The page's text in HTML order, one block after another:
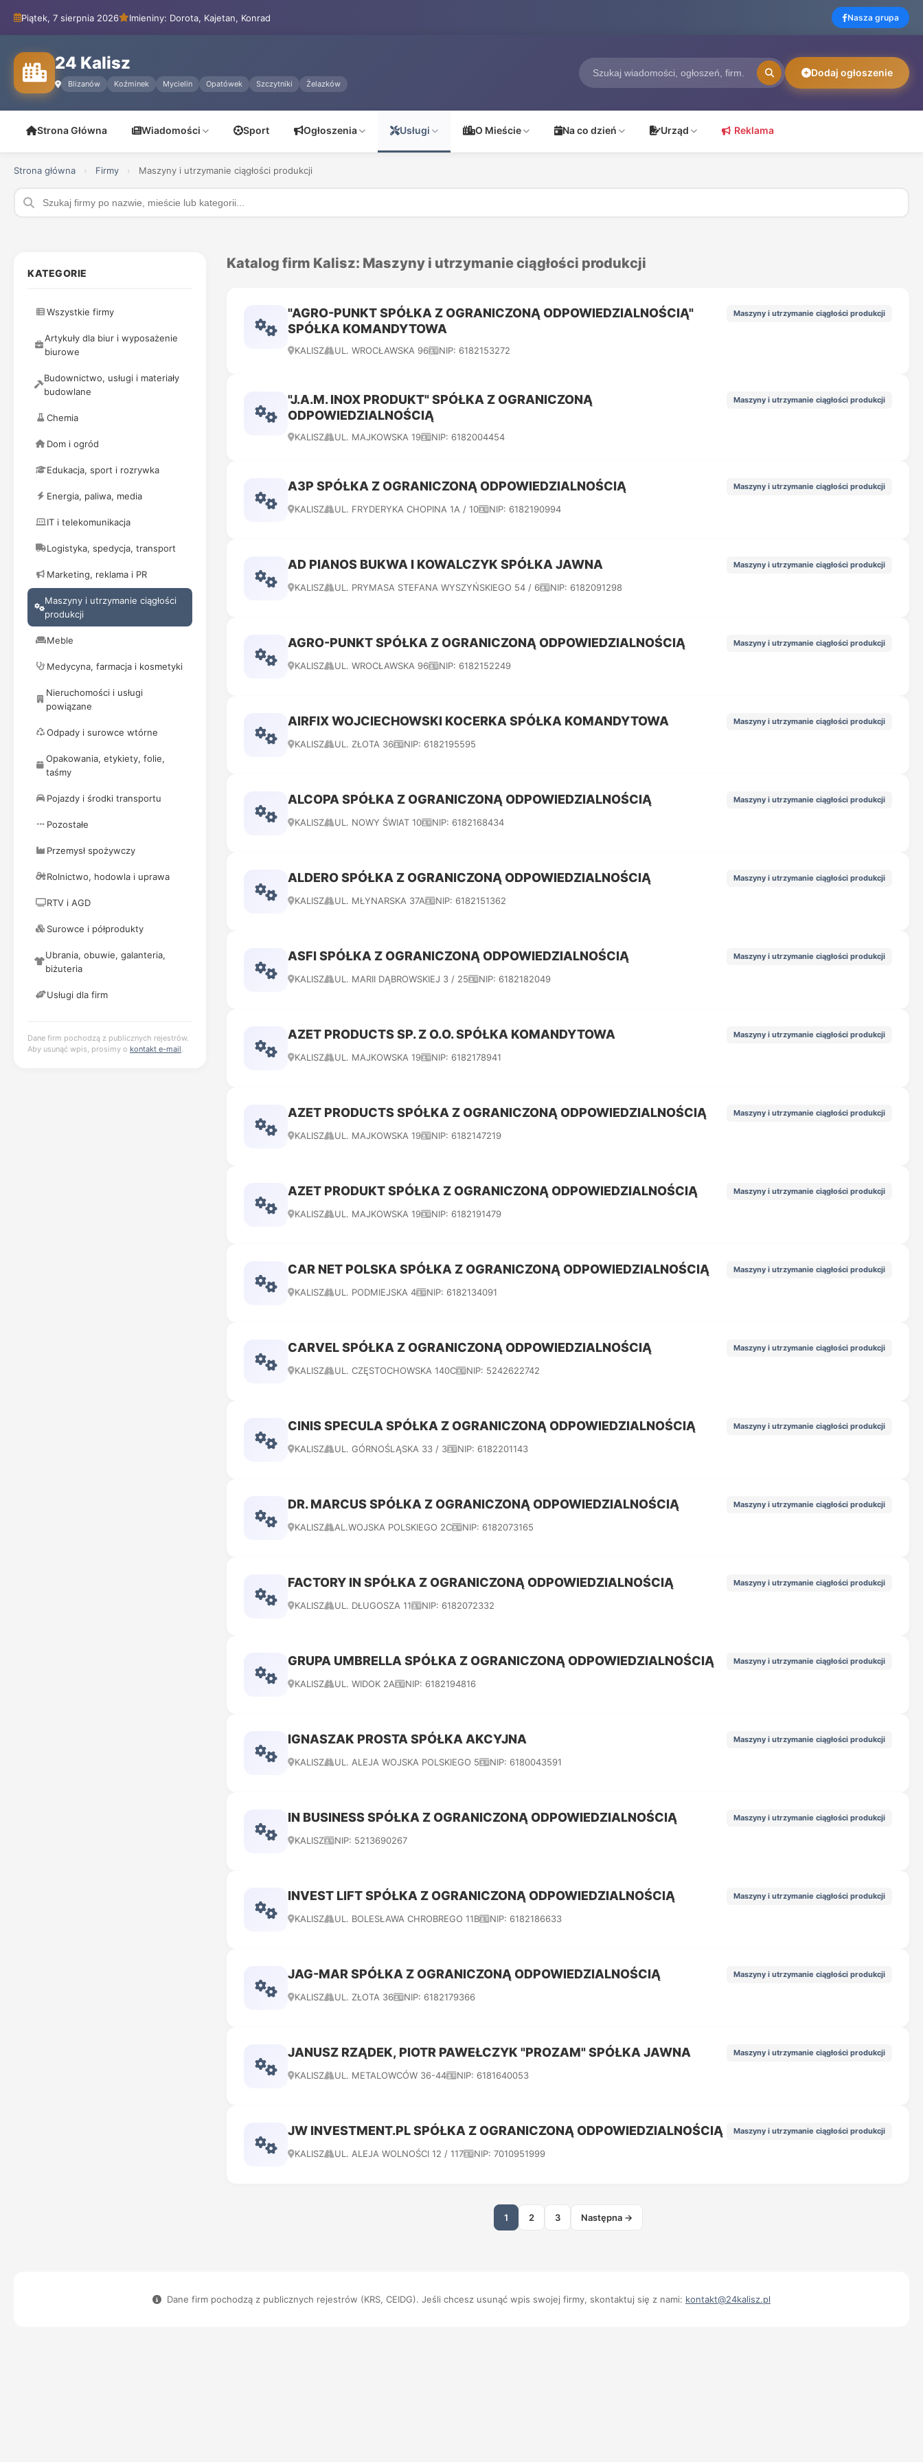
Piątek, 7 sierpnia 2026 Imieniny: Dorota, Kajetan, Konrad Nasza grupa
24 Kalisz
Blizanów Koźminek Mycielin Opatówek Szczytniki Żelazków
Dodaj ogłoszenie
Strona Główna Wiadomości Sport Ogłoszenia Usługi O Mieście Na co dzień Urząd Reklama
Strona główna › Firmy › Maszyny i utrzymanie ciągłości produkcji
KATEGORIE
Wszystkie firmy
Artykuły dla biur i wyposażenie
biurowe
Budownictwo, usługi i materiały
budowlane
Chemia
Dom i ogród
Edukacja, sport i rozrywka
Energia, paliwa, media
IT i telekomunikacja
Logistyka, spedycja, transport
Marketing, reklama i PR
Maszyny i utrzymanie ciągłości
produkcji
Meble
Medycyna, farmacja i kosmetyki
Nieruchomości i usługi
powiązane
Odpady i surowce wtórne
Opakowania, etykiety, folie,
taśmy
Pojazdy i środki transportu
Pozostałe
Przemysł spożywczy
Rolnictwo, hodowla i uprawa
RTV i AGD
Surowce i półprodukty
Ubrania, obuwie, galanteria,
biżuteria
Usługi dla firm
Dane firm pochodzą z publicznych rejestrów.
Aby usunąć wpis, prosimy o kontakt e-mail.
Katalog firm Kalisz: Maszyny i utrzymanie ciągłości produkcji
"AGRO-PUNKT SPÓŁKA Z OGRANICZONĄ ODPOWIEDZIALNOŚCIĄ"
SPÓŁKA KOMANDYTOWA
Maszyny i utrzymanie ciągłości produkcji
KALISZ UL. WROCŁAWSKA 96 NIP: 6182153272
"J.A.M. INOX PRODUKT" SPÓŁKA Z OGRANICZONĄ
ODPOWIEDZIALNOŚCIĄ
Maszyny i utrzymanie ciągłości produkcji
KALISZ UL. MAJKOWSKA 19 NIP: 6182004454
A3P SPÓŁKA Z OGRANICZONĄ ODPOWIEDZIALNOŚCIĄ Maszyny i utrzymanie ciągłości produkcji
KALISZ UL. FRYDERYKA CHOPINA 1A / 10 NIP: 6182190994
AD PIANOS BUKWA I KOWALCZYK SPÓŁKA JAWNA Maszyny i utrzymanie ciągłości produkcji
KALISZ UL. PRYMASA STEFANA WYSZYŃSKIEGO 54 / 6 NIP: 6182091298
AGRO-PUNKT SPÓŁKA Z OGRANICZONĄ ODPOWIEDZIALNOŚCIĄ Maszyny i utrzymanie ciągłości produkcji
KALISZ UL. WROCŁAWSKA 96 NIP: 6182152249
AIRFIX WOJCIECHOWSKI KOCERKA SPÓŁKA KOMANDYTOWA Maszyny i utrzymanie ciągłości produkcji
KALISZ UL. ZŁOTA 36 NIP: 6182195595
ALCOPA SPÓŁKA Z OGRANICZONĄ ODPOWIEDZIALNOŚCIĄ Maszyny i utrzymanie ciągłości produkcji
KALISZ UL. NOWY ŚWIAT 10 NIP: 6182168434
ALDERO SPÓŁKA Z OGRANICZONĄ ODPOWIEDZIALNOŚCIĄ Maszyny i utrzymanie ciągłości produkcji
KALISZ UL. MŁYNARSKA 37A NIP: 6182151362
ASFI SPÓŁKA Z OGRANICZONĄ ODPOWIEDZIALNOŚCIĄ Maszyny i utrzymanie ciągłości produkcji
KALISZ UL. MARII DĄBROWSKIEJ 3 / 25 NIP: 6182182049
AZET PRODUCTS SP. Z O.O. SPÓŁKA KOMANDYTOWA Maszyny i utrzymanie ciągłości produkcji
KALISZ UL. MAJKOWSKA 19 NIP: 6182178941
AZET PRODUCTS SPÓŁKA Z OGRANICZONĄ ODPOWIEDZIALNOŚCIĄ Maszyny i utrzymanie ciągłości produkcji
KALISZ UL. MAJKOWSKA 19 NIP: 6182147219
AZET PRODUKT SPÓŁKA Z OGRANICZONĄ ODPOWIEDZIALNOŚCIĄ Maszyny i utrzymanie ciągłości produkcji
KALISZ UL. MAJKOWSKA 19 NIP: 6182191479
CAR NET POLSKA SPÓŁKA Z OGRANICZONĄ ODPOWIEDZIALNOŚCIĄ Maszyny i utrzymanie ciągłości produkcji
KALISZ UL. PODMIEJSKA 4 NIP: 6182134091
CARVEL SPÓŁKA Z OGRANICZONĄ ODPOWIEDZIALNOŚCIĄ Maszyny i utrzymanie ciągłości produkcji
KALISZ UL. CZĘSTOCHOWSKA 140C NIP: 5242622742
CINIS SPECULA SPÓŁKA Z OGRANICZONĄ ODPOWIEDZIALNOŚCIĄ Maszyny i utrzymanie ciągłości produkcji
KALISZ UL. GÓRNOŚLĄSKA 33 / 3 NIP: 6182201143
DR. MARCUS SPÓŁKA Z OGRANICZONĄ ODPOWIEDZIALNOŚCIĄ Maszyny i utrzymanie ciągłości produkcji
KALISZ AL.WOJSKA POLSKIEGO 2C NIP: 6182073165
FACTORY IN SPÓŁKA Z OGRANICZONĄ ODPOWIEDZIALNOŚCIĄ Maszyny i utrzymanie ciągłości produkcji
KALISZ UL. DŁUGOSZA 11 NIP: 6182072332
GRUPA UMBRELLA SPÓŁKA Z OGRANICZONĄ ODPOWIEDZIALNOŚCIĄ Maszyny i utrzymanie ciągłości produkcji
KALISZ UL. WIDOK 2A NIP: 6182194816
IGNASZAK PROSTA SPÓŁKA AKCYJNA Maszyny i utrzymanie ciągłości produkcji
KALISZ UL. ALEJA WOJSKA POLSKIEGO 5 NIP: 6180043591
IN BUSINESS SPÓŁKA Z OGRANICZONĄ ODPOWIEDZIALNOŚCIĄ Maszyny i utrzymanie ciągłości produkcji
KALISZ NIP: 5213690267
INVEST LIFT SPÓŁKA Z OGRANICZONĄ ODPOWIEDZIALNOŚCIĄ Maszyny i utrzymanie ciągłości produkcji
KALISZ UL. BOLESŁAWA CHROBREGO 11B NIP: 6182186633
JAG-MAR SPÓŁKA Z OGRANICZONĄ ODPOWIEDZIALNOŚCIĄ Maszyny i utrzymanie ciągłości produkcji
KALISZ UL. ZŁOTA 36 NIP: 6182179366
JANUSZ RZĄDEK, PIOTR PAWEŁCZYK "PROZAM" SPÓŁKA JAWNA Maszyny i utrzymanie ciągłości produkcji
KALISZ UL. METALOWCÓW 36-44 NIP: 6181640053
JW INVESTMENT.PL SPÓŁKA Z OGRANICZONĄ ODPOWIEDZIALNOŚCIĄ Maszyny i utrzymanie ciągłości produkcji
KALISZ UL. ALEJA WOLNOŚCI 12 / 117 NIP: 7010951999
1 2 3 Następna →
Dane firm pochodzą z publicznych rejestrów (KRS, CEIDG). Jeśli chcesz usunąć wpis swojej firmy, skontaktuj się z nami: kontakt@24kalisz.pl